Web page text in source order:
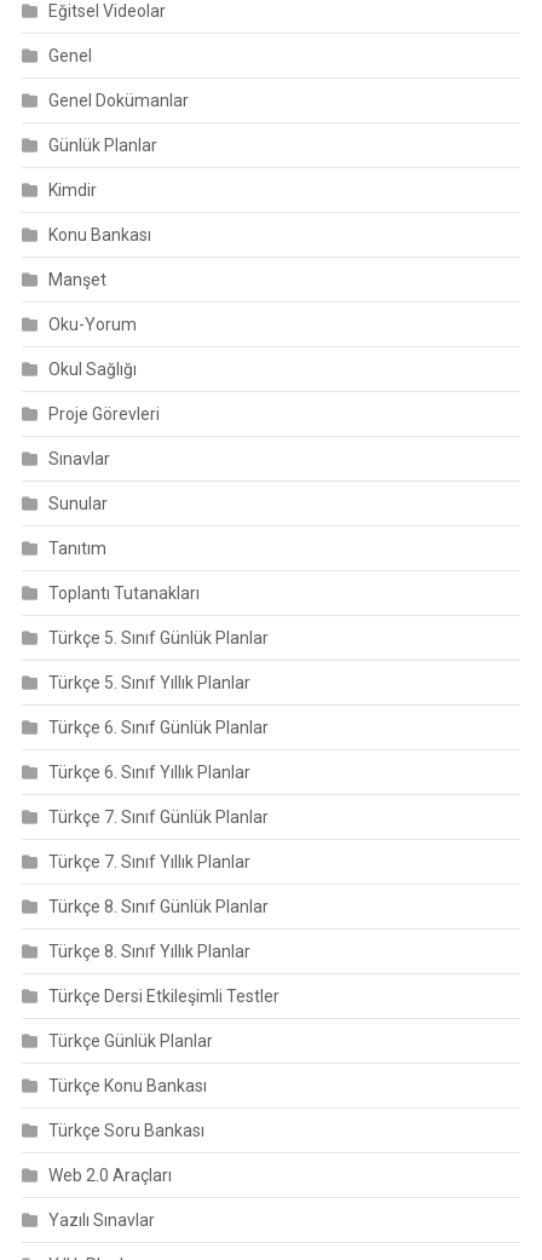
Eğitsel Videolar
Genel
Genel Dokümanlar
Günlük Planlar
Kimdir
Konu Bankası
Manşet
Oku-Yorum
Okul Sağlığı
Proje Görevleri
Sınavlar
Sunular
Tanıtım
Toplantı Tutanakları
Türkçe 5. Sınıf Günlük Planlar
Türkçe 5. Sınıf Yıllık Planlar
Türkçe 6. Sınıf Günlük Planlar
Türkçe 6. Sınıf Yıllık Planlar
Türkçe 7. Sınıf Günlük Planlar
Türkçe 7. Sınıf Yıllık Planlar
Türkçe 8. Sınıf Günlük Planlar
Türkçe 8. Sınıf Yıllık Planlar
Türkçe Dersi Etkileşimli Testler
Türkçe Günlük Planlar
Türkçe Konu Bankası
Türkçe Soru Bankası
Web 2.0 Araçları
Yazılı Sınavlar